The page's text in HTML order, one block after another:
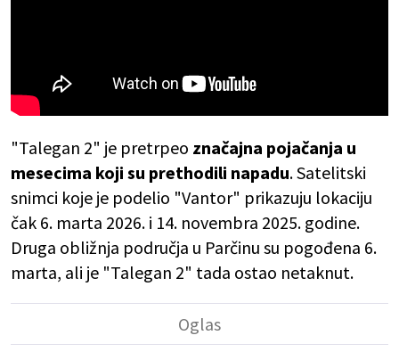
"Talegan 2" je pretrpeo značajna pojačanja u
mesecima koji su prethodili napadu. Satelitski
snimci koje je podelio "Vantor" prikazuju lokaciju
čak 6. marta 2026. i 14. novembra 2025. godine.
Druga obližnja područja u Parčinu su pogođena 6.
marta, ali je "Talegan 2" tada ostao netaknut.